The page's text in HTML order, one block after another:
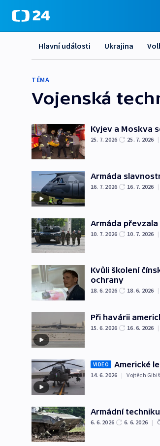
Hlavní události Ukrajina
TÉMA
Vojenská
Kyjev a Moskva
25. 7. 2026 25. 7. 2026 |
Armáda
16. 7. 2026 16. 7. 2026 |
Armáda převzala
10. 7. 2026 10. 7. 2026 |
Kvůli školení
ochrany
18. 6. 2026 18. 6. 2026 |
Při havárii
15. 6. 2026 16. 6. 2026 |
VIDEO Americké
14. 6. 2026 | Vojtěch Gibiš
Armádní
6. 6. 2026 6. 6. 2026 |